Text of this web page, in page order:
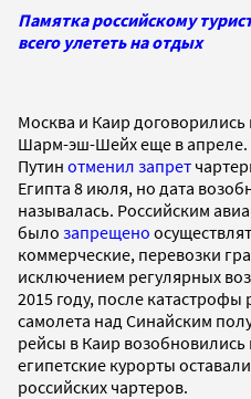
Памятка российскому
всего улететь на отдых
Москва и Каир договорились
Шарм-эш-Шейх еще в апреле.
Путин отменил запрет
Египта 8 июля, но дата
называлась. Российским
было запрещено
коммерческие, перевозки
исключением регулярных
2015 году, после катастрофы
самолета над Синайским
рейсы в Каир возобновились
египетские курорты
российских чартеров.